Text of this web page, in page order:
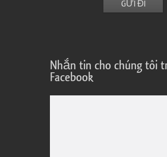
Nhắn tin cho chúng tôi
Facebook